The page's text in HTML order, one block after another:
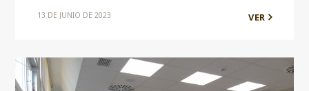
13 DE JUNIO DE 2023 VER